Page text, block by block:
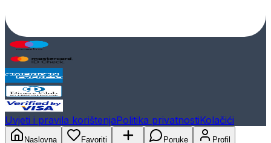
Uvjeti i pravila korištenjaPolitika privatnostiKolačići
Naslovna Favoriti Poruke Profil